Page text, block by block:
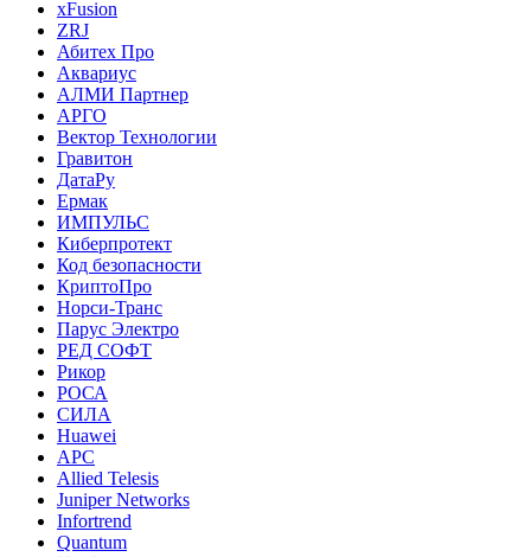
xFusion
ZRJ
Абитех Про
Аквариус
АЛМИ Партнер
АРГО
Вектор Технологии
Гравитон
ДатаРу
Ермак
ИМПУЛЬС
Киберпротект
Код безопасности
КриптоПро
Норси-Транс
Парус Электро
РЕД СОФТ
Рикор
РОСА
СИЛА
Huawei
APC
Allied Telesis
Juniper Networks
Infortrend
Quantum